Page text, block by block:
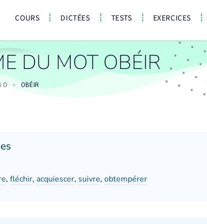
COURS DICTÉES TESTS EXERCICES
DU MOT OBÉIR
O > OBÉIR
, fléchir, acquiescer, suivre, obtempérer